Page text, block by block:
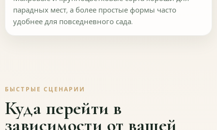
парадных мест, а более простые формы часто
удобнее для повседневного сада.
БЫСТРЫЕ СЦЕНАРИИ
Куда перейти в
зависимости от вашей
Отличное Хорошее
Не совсем